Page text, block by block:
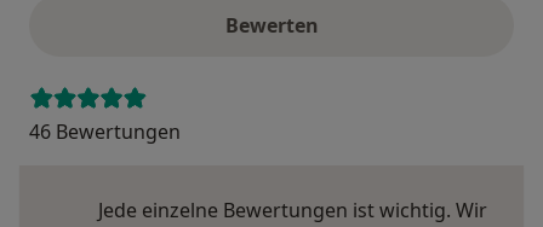
Bewerten
46 Bewertungen
Jede einzelne Bewertungen ist wichtig. Wir